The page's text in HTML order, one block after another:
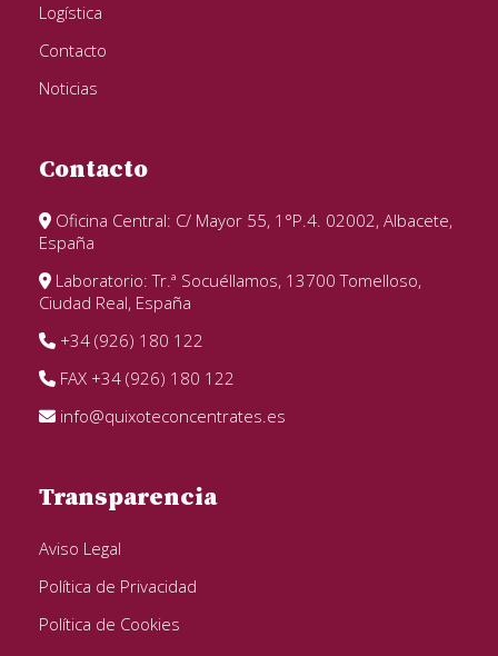
Logística
Contacto
Noticias
Contacto
Oficina Central: C/ Mayor 55, 1°P.4. 02002, Albacete,
España
Laboratorio: Tr.ª Socuéllamos, 13700 Tomelloso,
Ciudad Real, España
+34 (926) 180 122
FAX +34 (926) 180 122
info@quixoteconcentrates.es
Transparencia
Aviso Legal
Política de Privacidad
Política de Cookies